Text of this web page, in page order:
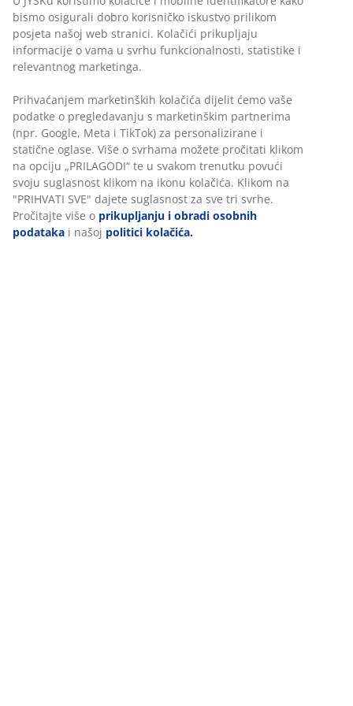
Neograničen povrat
Bez vremenskog ograničenja - vratite u bilo koju JYSK
trgovinu
Jamstvo cijene
Jamstvo cijene unutar 30 dana za sve proizvode
Fleksibilne opcije dostave
Brza i jednostavna dostava po vašem izboru
bismo osigurali dobro korisničko iskustvo prilikom
posjeta našoj web stranici. Kolačići prikupljaju
informacije o vama u svrhu funkcionalnosti, statistike i
relevantnog marketinga.
Prihvaćanjem marketinških kolačića dijelit ćemo vaše
podatke o pregledavanju s marketinškim partnerima
(npr. Google, Meta i TikTok) za personalizirane i
statične oglase. Više o svrhama možete pročitati klikom
na opciju „PRILAGODI“ te u svakom trenutku povući
svoju suglasnost klikom na ikonu kolačića. Klikom na
"PRIHVATI SVE" dajete suglasnost za sve tri svrhe.
Pročitajte više o prikupljanju i obradi osobnih
podataka i našoj politici kolačića.